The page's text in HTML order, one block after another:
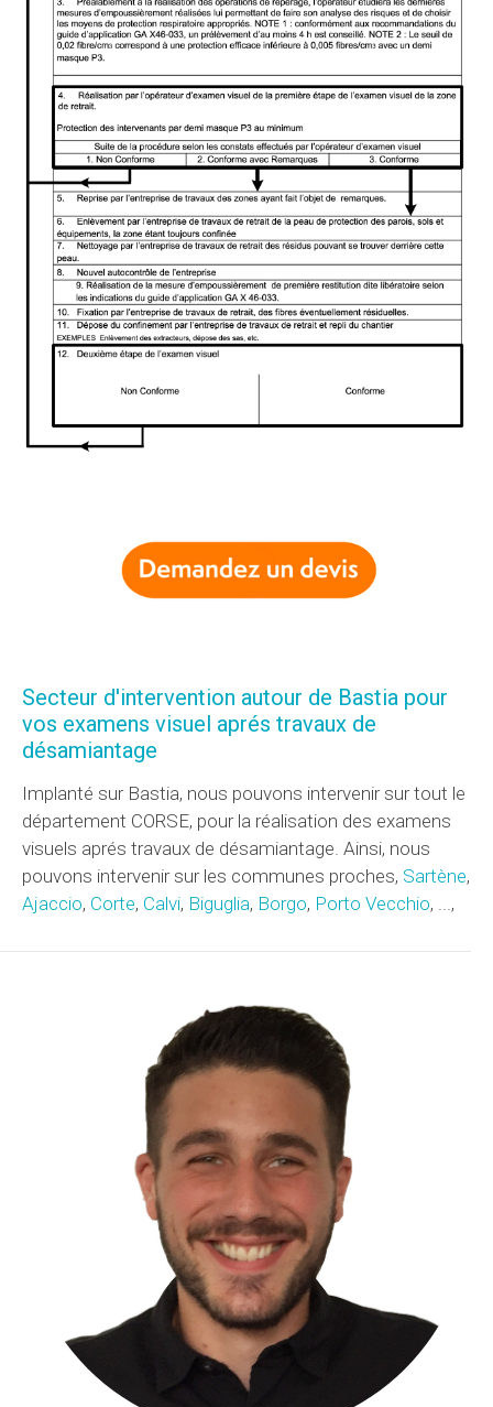
Secteur d'intervention autour de Bastia pour
vos examens visuel aprés travaux de
désamiantage
Implanté sur Bastia, nous pouvons intervenir sur tout le
département CORSE, pour la réalisation des examens
visuels aprés travaux de désamiantage. Ainsi, nous
pouvons intervenir sur les communes proches, Sartène,
Ajaccio, Corte, Calvi, Biguglia, Borgo, Porto Vecchio, ...,